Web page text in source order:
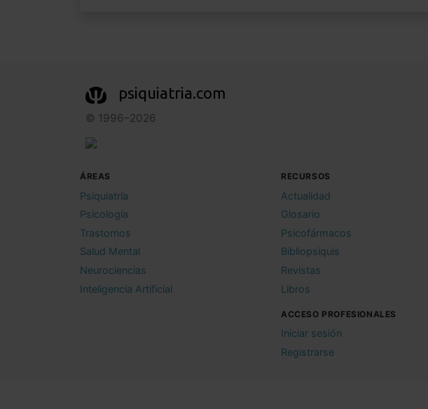
psiquiatria.com
© 1996–2026
ÁREAS
Psiquiatría
Psicología
Trastornos
Salud Mental
Neurociencias
Inteligencia Artificial
RECURSOS
Actualidad
Glosario
Psicofármacos
Bibliopsiquis
Revistas
Libros
ACCESO PROFESIONALES
Iniciar sesión
Registrarse